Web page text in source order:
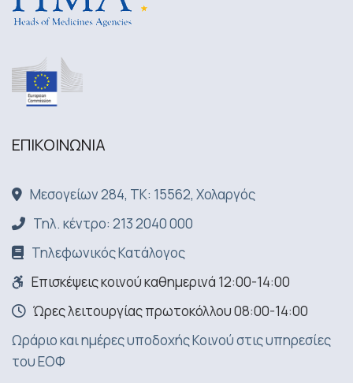
ΕΠΙΚΟΙΝΩΝΙA
Μεσογείων 284, ΤΚ: 15562, Χολαργός
Τηλ. κέντρο: 213 2040 000
Τηλεφωνικός Κατάλογος
Επισκέψεις κοινού καθημερινά 12:00-14:00
Ώρες λειτουργίας πρωτοκόλλου 08:00-14:00
Ωράριο και ημέρες υποδοχής Κοινού στις υπηρεσίες
του ΕΟΦ